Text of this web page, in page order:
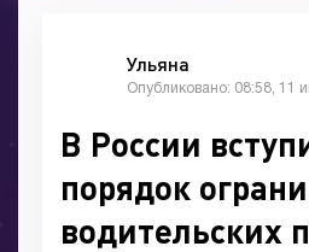
Ульяна
Опубликовано: 08:58, 11
В России
порядок
водительских